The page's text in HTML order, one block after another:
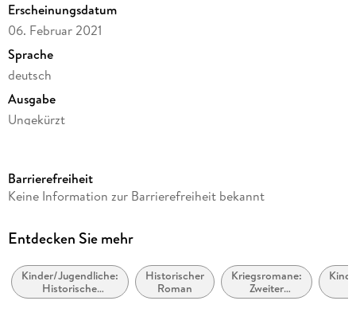
Erscheinungsdatum
06. Februar 2021
Sprache
deutsch
Ausgabe
Ungekürzt
Laufzeit
Altersempfehlung
Autor/Autorin
Kirsten Boie
Barrierefreiheit
Keine Information zur Barrierefreiheit bekannt
Entdecken Sie mehr
Kinder/Jugendliche:
Historische
Romane
Historischer
Roman
Kriegsromane:
Zweiter
Weltkrieg